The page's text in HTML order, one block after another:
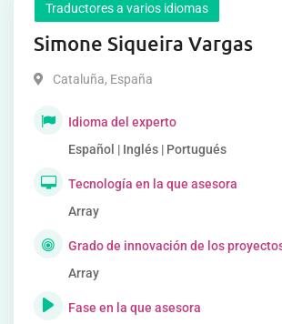
Traductores a varios idiomas
Simone Siqueira Vargas
Cataluña, España
Idioma del experto
Español | Inglés | Portugués
Tecnología en la que asesora
Array
Grado de innovación de los
Array
Fase en la que asesora